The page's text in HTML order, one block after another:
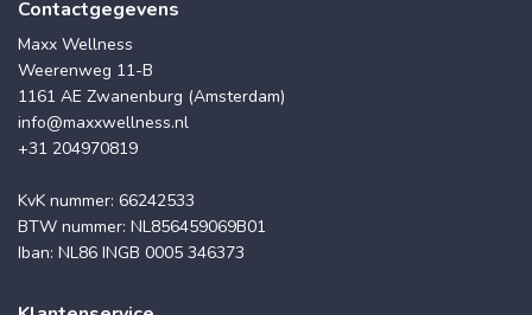
Contactgegevens
Maxx Wellness
Weerenweg 11-B
1161 AE Zwanenburg (Amsterdam)
info@maxxwellness.nl
+31 204970819
KvK nummer: 66242533
BTW nummer: NL856459069B01
Iban: NL86 INGB 0005 346373